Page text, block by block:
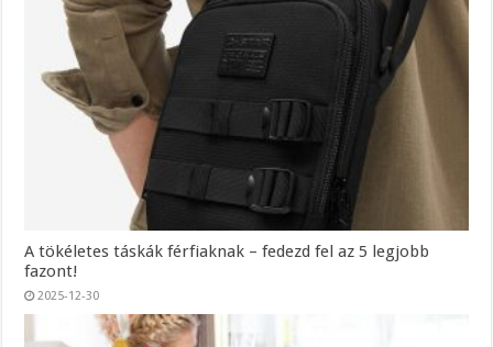
A tökéletes táskák férfiaknak – fedezd fel az 5 legjobb
fazont!
2025-12-30